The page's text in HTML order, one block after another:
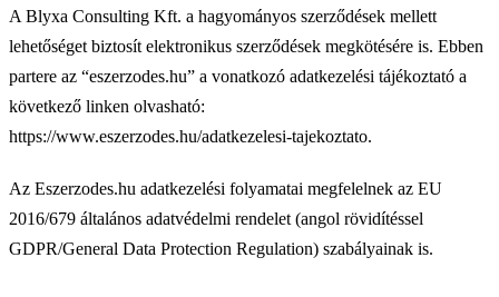
A Blyxa Consulting Kft. a hagyományos szerződések mellett
lehetőséget biztosít elektronikus szerződések megkötésére is. Ebben
partere az “eszerzodes.hu” a vonatkozó adatkezelési tájékoztató a
következő linken olvasható:
https://www.eszerzodes.hu/adatkezelesi-tajekoztato.
Az Eszerzodes.hu adatkezelési folyamatai megfelelnek az EU
2016/679 általános adatvédelmi rendelet (angol rövidítéssel
GDPR/General Data Protection Regulation) szabályainak is.